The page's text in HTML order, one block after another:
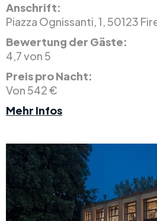
Anschrift:
Piazza Ognissanti, 1, 50123
Bewertung der Gäste:
4,7 von 5
Preis pro Nacht:
Von 542 €
Mehr Infos